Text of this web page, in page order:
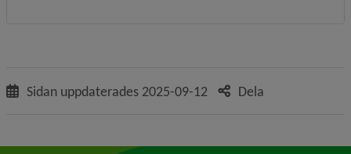
Sidan uppdaterades 2025-09-12 Dela